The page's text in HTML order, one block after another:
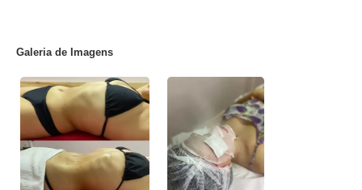
Galeria de Imagens